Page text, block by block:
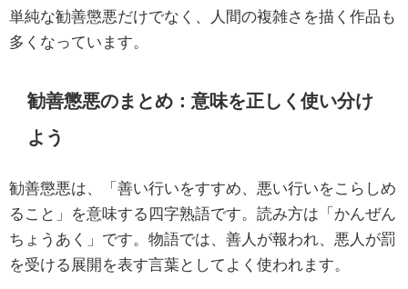
単純な勧善懲悪だけでなく、人間の複雑さを描く作品も
多くなっています。
勧善懲悪のまとめ：意味を正しく使い分け
よう
勧善懲悪は、「善い行いをすすめ、悪い行いをこらしめ
ること」を意味する四字熟語です。読み方は「かんぜん
ちょうあく」です。物語では、善人が報われ、悪人が罰
を受ける展開を表す言葉としてよく使われます。